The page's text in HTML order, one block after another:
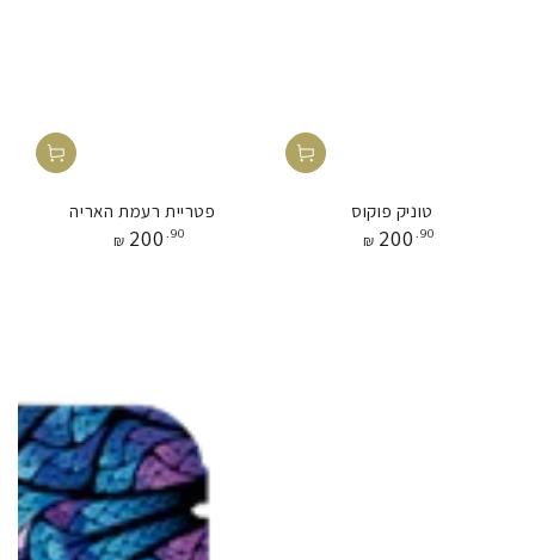
טוניק פוקוס
מחיר
₪ 200 .90
פטריית רעמת האריה
מחיר
₪ 200 .90